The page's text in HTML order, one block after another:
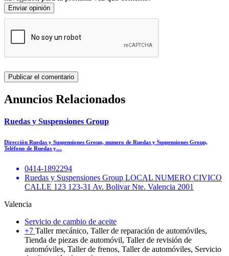
Enviar opinión
Anuncios Relacionados
Ruedas y Suspensiones Group
Dirección Ruedas y Suspensiones Group, numero de Ruedas y Suspensiones Group,
Teléfono de Ruedas y…
0414-1892294
Ruedas y Suspensiones Group LOCAL NUMERO CIVICO
CALLE 123 123-31 Av. Bolivar Nte. Valencia 2001
Valencia
Servicio de cambio de aceite
+7 Taller mecánico, Taller de reparación de automóviles,
Tienda de piezas de automóvil, Taller de revisión de
automóviles, Taller de frenos, Taller de automóviles, Servicio